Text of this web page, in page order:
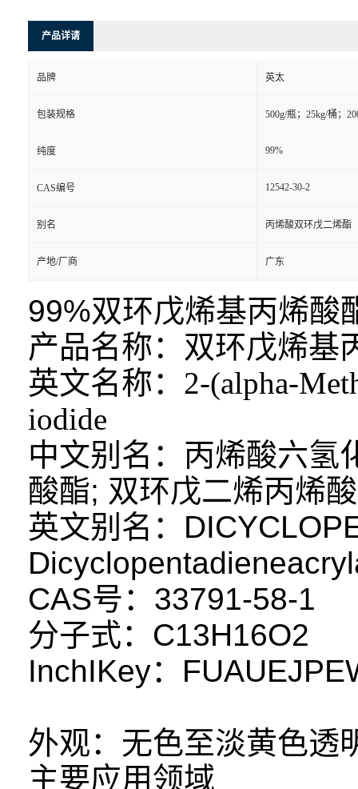
产品详请
品牌 英太
包装规格 500g/瓶；25kg/桶；
纯度 99%
CAS编号 12542-30-2
别名 丙烯酸双环戊二烯酯
产地/厂商 广东
99%双环戊烯基丙烯酸
产品名称：双环戊烯基
英文名称： 2-(alpha-
iodide
中文别名：丙烯酸六氢
酸酯; 双环戊二烯丙烯
英文别名：
CAS号：33791-58-1
分子式：C13H16O2
InchIKey：
外观：无色至淡黄色透
主要应用领域